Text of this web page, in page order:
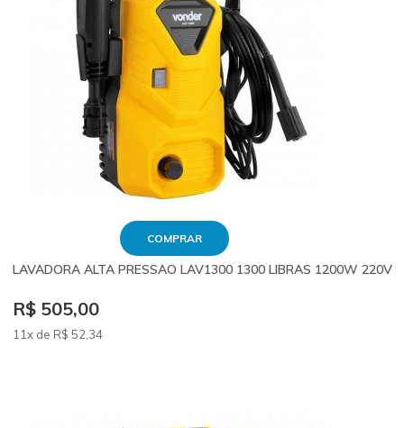
COMPRAR
LAVADORA ALTA PRESSAO LAV1300 1300 LIBRAS 1200W 220V
R$ 505,00
11x de R$ 52,34